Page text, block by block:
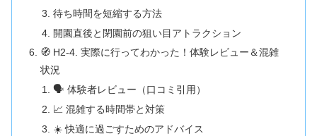
待ち時間を短縮する方法
開園直後と閉園前の狙い目アトラクション
🧭 H2-4. 実際に行ってわかった！体験レビュー＆混雑
状況
🗣️ 体験者レビュー（口コミ引用）
📈 混雑する時間帯と対策
☀️ 快適に過ごすためのアドバイス